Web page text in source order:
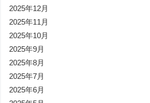
2025年12月
2025年11月
2025年10月
2025年9月
2025年8月
2025年7月
2025年6月